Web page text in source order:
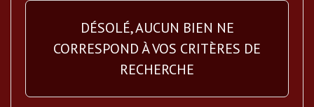
DÉSOLÉ, AUCUN BIEN NE
CORRESPOND À VOS CRITÈRES DE
RECHERCHE